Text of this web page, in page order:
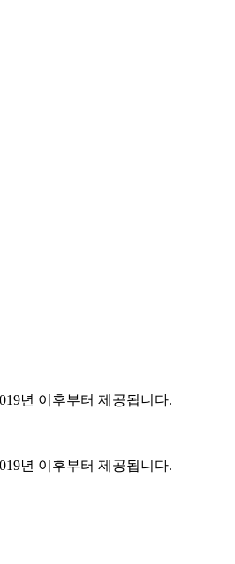
년 이후부터 제공됩니다.
년 이후부터 제공됩니다.